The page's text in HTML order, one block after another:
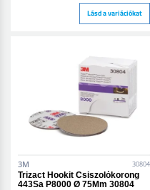
Lásd a variációkat
3M 30804
Trizact Hookit Csiszolókorong
443Sa P8000 Ø 75Mm 30804